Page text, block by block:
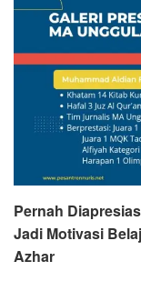
Pernah
Jadi Motivasi
Azhar